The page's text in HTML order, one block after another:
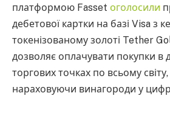
платформою Fasset оголосили
дебетової картки на базі Visa з
токенізованому золоті Tether
дозволяє оплачувати покупки
торгових точках по всьому
нараховуючи винагороди у